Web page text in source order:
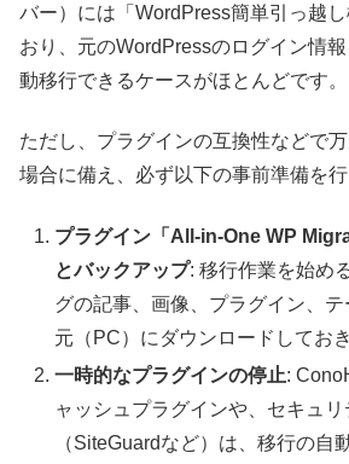
バー）には「WordPress簡単引っ越
おり、元のWordPressのログイン情
動移行できるケースがほとんどです。
ただし、プラグインの互換性などで
場合に備え、必ず以下の事前準備を行
プラグイン「All-in-One WP
とバックアップ: 移行作業を始め
グの記事、画像、プラグイン、
元（PC）にダウンロードしておき
一時的なプラグインの停止:
ャッシュプラグインや、セキュ
（SiteGuardなど）は、移行の自